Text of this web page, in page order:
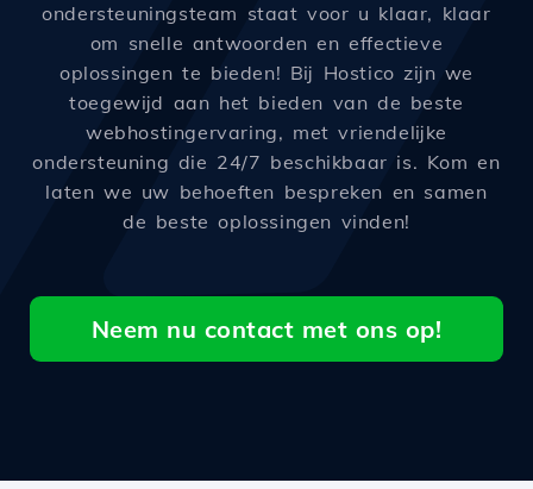
ondersteuningsteam staat voor u klaar, klaar
om snelle antwoorden en effectieve
oplossingen te bieden! Bij Hostico zijn we
toegewijd aan het bieden van de beste
webhostingervaring, met vriendelijke
ondersteuning die 24/7 beschikbaar is. Kom en
laten we uw behoeften bespreken en samen
de beste oplossingen vinden!
Neem nu contact met ons op!